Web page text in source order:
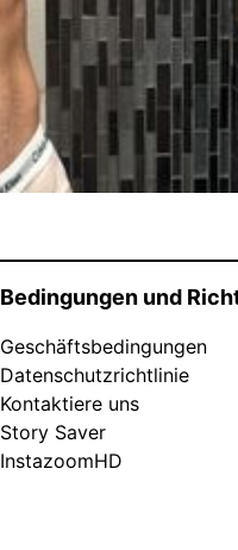
Bedingungen und
Geschäftsbedingungen
Datenschutzrichtlinie
Kontaktiere uns
Story Saver
InstazoomHD